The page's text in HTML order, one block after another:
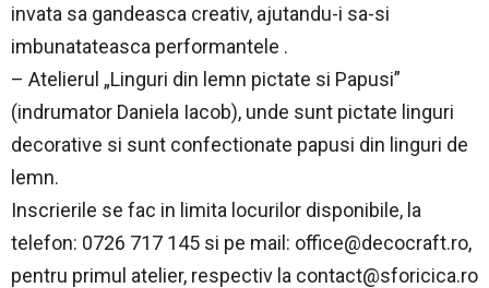
invata sa gandeasca creativ, ajutandu-i sa-si
imbunatateasca performantele .
– Atelierul „Linguri din lemn pictate si Papusi”
(indrumator Daniela Iacob), unde sunt pictate linguri
decorative si sunt confectionate papusi din linguri de
lemn.
Inscrierile se fac in limita locurilor disponibile, la
telefon: 0726 717 145 si pe mail: office@decocraft.ro,
pentru primul atelier, respectiv la contact@sforicica.ro